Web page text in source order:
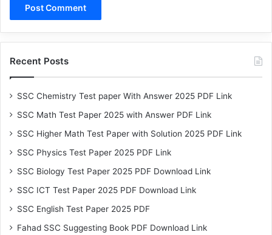
Recent Posts
SSC Chemistry Test paper With Answer 2025 PDF Link
SSC Math Test Paper 2025 with Answer PDF Link
SSC Higher Math Test Paper with Solution 2025 PDF Link
SSC Physics Test Paper 2025 PDF Link
SSC Biology Test Paper 2025 PDF Download Link
SSC ICT Test Paper 2025 PDF Download Link
SSC English Test Paper 2025 PDF
Fahad SSC Suggesting Book PDF Download Link